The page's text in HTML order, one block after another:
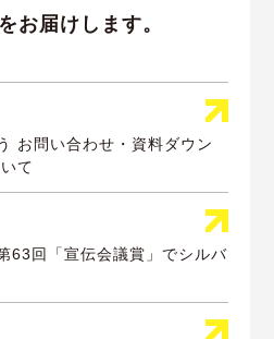
お届けします。
お問い合わせ・資料ダウン
て
63回「宣伝会議賞」でシルバ